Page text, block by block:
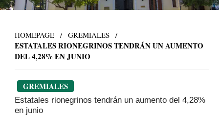
HOMEPAGE GREMIALES
ESTATALES RIONEGRINOS TENDRÁN UN AUMENTO
DEL 4,28% EN JUNIO
GREMIALES
Estatales rionegrinos tendrán un aumento del 4,28%
en junio